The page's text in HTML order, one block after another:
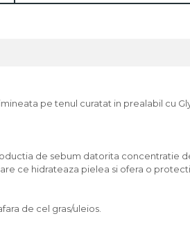
pe tenul curatat in prealabil cu
de sebum datorita concentratie
ce hidrateaza pielea si ofera o
de cel gras/uleios.